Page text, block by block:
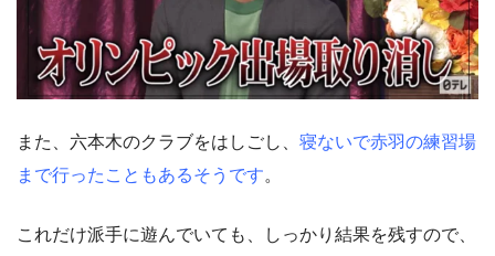
また、六本木のクラブをはしごし、 寝ないで赤羽の練習場
まで行ったこともあるそうです。
これだけ派手に遊んでいても、しっかり結果を残すので、